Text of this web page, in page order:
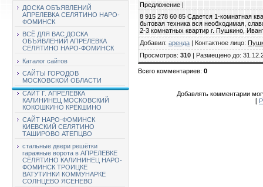
ДОСКА ОБЪЯВЛЕНИЙ
АПРЕЛЕВКА СЕЛЯТИНО НАРО-
ФОМИНСК
ВСЁ ДЛЯ ВАС ДОСКА
ОБЪЯВЛЕНИЙ АПРЕЛЕВКА
СЕЛЯТИНО НАРО-ФОМИНСК
Каталог сайтов
САЙТЫ ГОРОДОВ
МОСКОВСКОЙ ОБЛАСТИ
САЙТ Г. АПРЕЛЕВКА
КАЛИНИНЕЦ МОСКОВСКИЙ
КОКОШКИНО КРЁКШИНО
САЙТ НАРО-ФОМИНСК
КИЕВСКИЙ СЕЛЯТИНО
ТАШИРОВО АТЕПЦВО
стальные двери решётки
гаражные ворота в АПРЕЛЕВКЕ
СЕЛЯТИНО КАЛИНИНЕЦ НАРО-
ФОМИНСК ТРОИЦКЕ
ВАТУТИНКИ КОММУНАРКЕ
СОЛНЦЕВО ЯСЕНЕВО
Предложение |
8 915 278 60 85 Сдается 1-комнатная
бытовая техника вся необходимая,
2-3 комнатных квартир г. Пушкино,
Добавил: аренда | Контактное лицо:
Просмотров: 310 | Размещено до:
Всего комментариев: 0
Добавлять комментарии
[